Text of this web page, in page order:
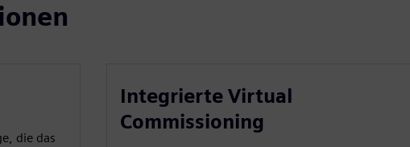
die das
Integrierte Virtual
Commissioning